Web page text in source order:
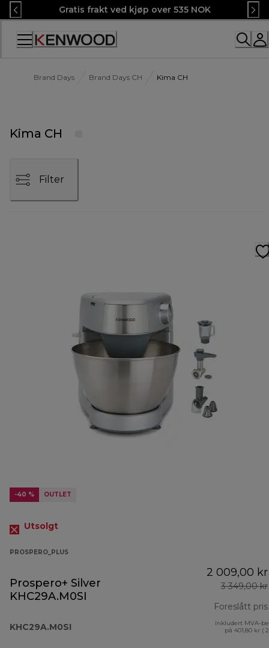
Skip
to
Content
Gratis frakt ved kjøp over 535 NOK
Brand Days Brand Days CH Kima CH
Kima CH
Filter
-40 % OUTLET
Utsolgt
PROSPERO_PLUS
Prospero+ Silver
KHC29A.M0SI
KHC29A.M0SI
2 009,00 kr
3 349,00 kr
Foreslått pris
Inkludert MVA-
på 401,80 kr (